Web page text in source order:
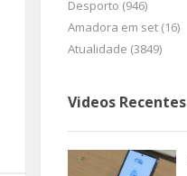
Desporto (946)
Amadora em set (16)
Atualidade (3849)
Videos Recentes